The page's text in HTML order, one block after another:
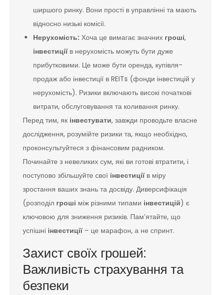
ширшого ринку. Вони прості в управлінні та мають
відносно низькі комісії.
Нерухомість: Хоча це вимагає значних гроші,
інвестиціїв нерухомість можуть бути дуже
прибутковими. Це може бути оренда, купівля-
продаж або інвестиції в REITs (фонди інвестицій у
нерухомість). Ризики включають високі початкові
витрати, обслуговування та коливання ринку.
Перед тим, як інвестувати, завжди проводьте власне
дослідження, розумійте ризики та, якщо необхідно,
проконсультуйтеся з фінансовим радником.
Починайте з невеликих сум, які ви готові втратити, і
поступово збільшуйте свої інвестиціїв міру
зростання ваших знань та досвіду. Диверсифікація
(розподіл гроші між різними типами інвестицій) є
ключовою для зниження ризиків. Пам’ятайте, що
успішні інвестиції– це марафон, а не спринт.
Захист своїх грошей:
Важливість страхування та
безпеки